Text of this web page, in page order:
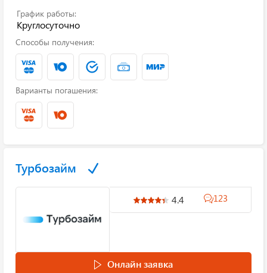
График работы:
Круглосуточно
Способы получения:
Варианты погашения:
Турбозайм
4.4 123
Онлайн заявка